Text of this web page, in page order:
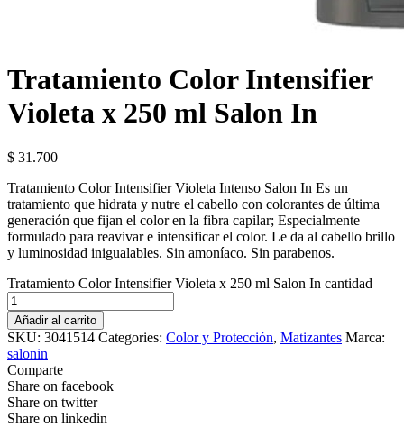
Tratamiento Color Intensifier
Violeta x 250 ml Salon In
$ 31.700
Tratamiento Color Intensifier Violeta Intenso Salon In Es un
tratamiento que hidrata y nutre el cabello con colorantes de última
generación que fijan el color en la fibra capilar; Especialmente
formulado para reavivar e intensificar el color. Le da al cabello brillo
y luminosidad inigualables. Sin amoníaco. Sin parabenos.
Tratamiento Color Intensifier Violeta x 250 ml Salon In cantidad
Añadir al carrito
SKU: 3041514 Categories: Color y Protección, Matizantes Marca:
salonin
Comparte
Share on facebook
Share on twitter
Share on linkedin